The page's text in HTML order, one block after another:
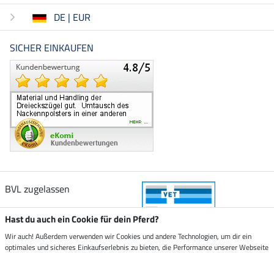
DE | EUR
SICHER EINKAUFEN
BVL zugelassen
Hast du auch ein Cookie für dein Pferd?
Wir auch! Außerdem verwenden wir Cookies und andere Technologien, um dir ein
optimales und sicheres Einkaufserlebnis zu bieten, die Performance unserer Webseite